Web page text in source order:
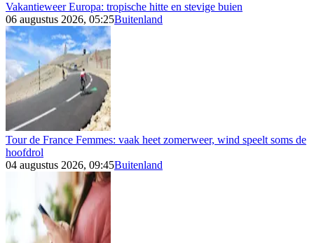
Vakantieweer Europa: tropische hitte en stevige buien
06 augustus 2026, 05:25Buitenland
Tour de France Femmes: vaak heet zomerweer, wind speelt soms de
hoofdrol
04 augustus 2026, 09:45Buitenland